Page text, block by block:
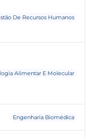
De Recursos Humanos
Alimentar E Molecular
Engenharia Biomédica